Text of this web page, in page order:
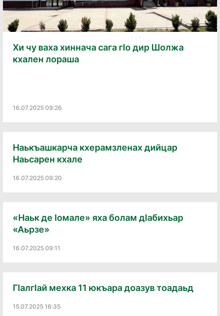
Хи чу ваха хиннача сага гӀо дир Шолжа
кхален лораша
16.07.2025 09:26
Наькъашкарча кхерамзленах дийцар
Наьсарен кхале
16.07.2025 09:20
«Наьк де Ӏомале» яха болам дӀабихьар
«Аьрзе»
16.07.2025 09:11
ГӏалгӀай мехка 11 юкъара доазув тоадаьд
15.07.2025 16:35